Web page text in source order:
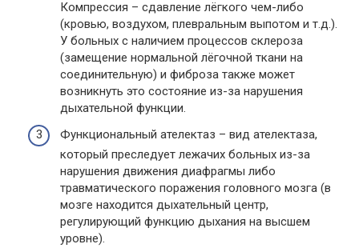
Компрессия – сдавление лёгкого чем-либо
(кровью, воздухом, плевральным выпотом и т.д.).
У больных с наличием процессов склероза
(замещение нормальной лёгочной ткани на
соединительную) и фиброза также может
возникнуть это состояние из-за нарушения
дыхательной функции.
Функциональный ателектаз – вид ателектаза,
который преследует лежачих больных из-за
нарушения движения диафрагмы либо
травматического поражения головного мозга (в
мозге находится дыхательный центр,
регулирующий функцию дыхания на высшем
уровне).